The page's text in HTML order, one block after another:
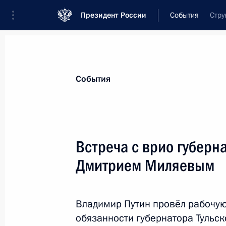
Президент России События
Новости
Послания Федеральному Собранию
Заявления по важнейшим вопросам
Речи и обращения
События
Встреча с врио
Дмитрием Миляевым
Владимир Путин провёл
обязанности губернатора